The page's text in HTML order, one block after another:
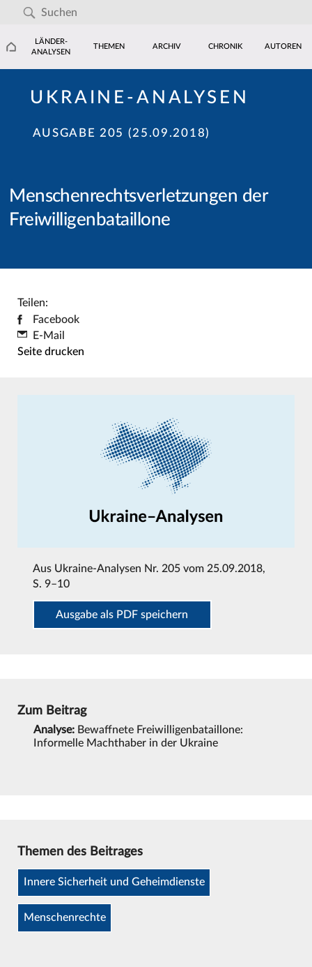
LÄNDER-
ANALYSEN
THEMEN ARCHIV CHRONIK AUTOREN
UKRAINE-ANALYSEN
AUSGABE 205 (25.09.2018)
Menschenrechtsverletzungen der
Freiwilligenbataillone
Teilen:
Facebook
E-Mail
Seite drucken
Aus Ukraine-Analysen Nr. 205 vom 25.09.2018,
S. 9–10
Ausgabe als PDF speichern
Zum Beitrag
Analyse: Bewaffnete Freiwilligenbataillone:
Informelle Machthaber in der Ukraine
Themen des Beitrages
Innere Sicherheit und Geheimdienste
Menschenrechte